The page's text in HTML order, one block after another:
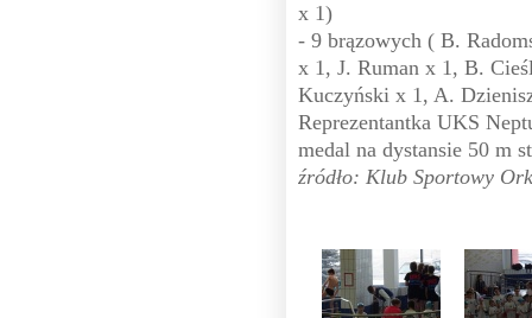
x 1)
- 9 brązowych ( B.
x 1, J. Ruman x 1, B.
Kuczyński x 1, A.
Reprezentantka UKS
medal na dystansie 50 m
źródło: Klub Sportowy